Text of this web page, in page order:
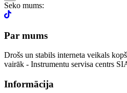
Seko mums:
Par mums
Drošs un stabils interneta veikals
vairāk - Instrumentu servisa centrs
Informācija